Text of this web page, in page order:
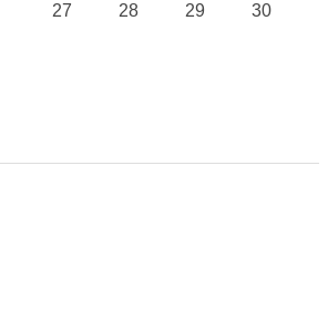
27 28 29
30